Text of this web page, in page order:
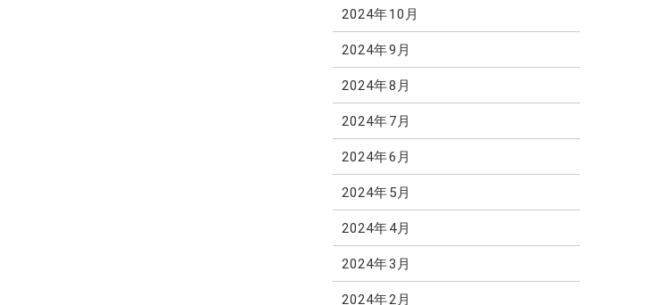
2024年10月
2024年9月
2024年8月
2024年7月
2024年6月
2024年5月
2024年4月
2024年3月
2024年2月